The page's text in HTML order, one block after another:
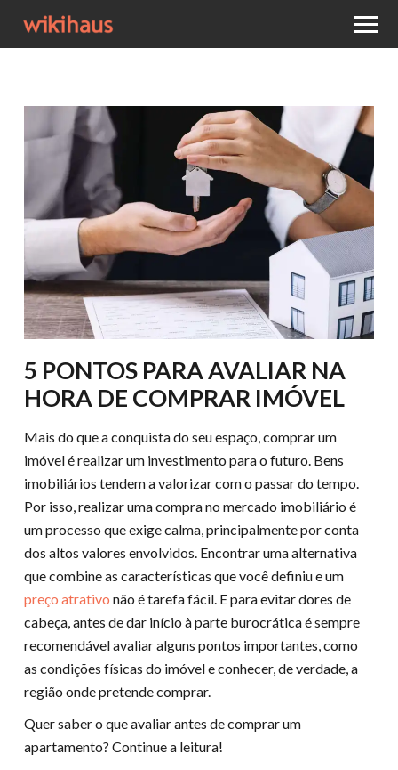
5 PONTOS PARA AVALIAR NA
HORA DE COMPRAR IMÓVEL
Mais do que a conquista do seu espaço, comprar um
imóvel é realizar um investimento para o futuro. Bens
imobiliários tendem a valorizar com o passar do tempo.
Por isso, realizar uma compra no mercado imobiliário é
um processo que exige calma, principalmente por conta
dos altos valores envolvidos. Encontrar uma alternativa
que combine as características que você definiu e um
preço atrativo não é tarefa fácil. E para evitar dores de
cabeça, antes de dar início à parte burocrática é sempre
recomendável avaliar alguns pontos importantes, como
as condições físicas do imóvel e conhecer, de verdade, a
região onde pretende comprar.
Quer saber o que avaliar antes de comprar um
apartamento? Continue a leitura!